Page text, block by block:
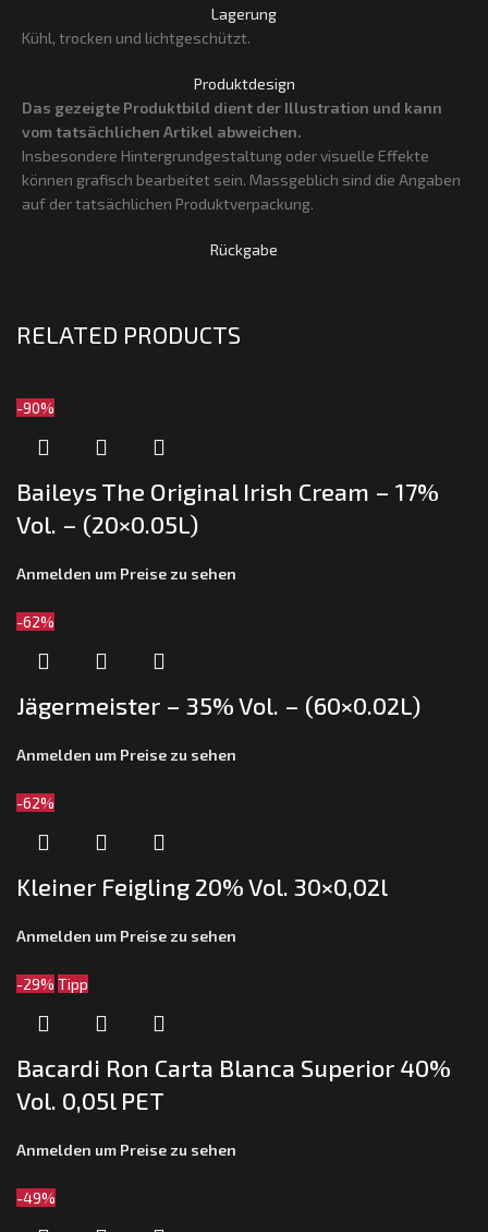
Lagerung
Kühl, trocken und lichtgeschützt.
Produktdesign
Das gezeigte Produktbild dient der Illustration und kann
vom tatsächlichen Artikel abweichen.
Insbesondere Hintergrundgestaltung oder visuelle Effekte
können grafisch bearbeitet sein. Massgeblich sind die Angaben
auf der tatsächlichen Produktverpackung.
Rückgabe
RELATED PRODUCTS
-90%
Baileys The Original Irish Cream – 17%
Vol. – (20×0.05L)
Anmelden um Preise zu sehen
-62%
Jägermeister – 35% Vol. – (60×0.02L)
Anmelden um Preise zu sehen
-62%
Kleiner Feigling 20% Vol. 30×0,02l
Anmelden um Preise zu sehen
-29% Tipp
Bacardi Ron Carta Blanca Superior 40%
Vol. 0,05l PET
Anmelden um Preise zu sehen
-49%